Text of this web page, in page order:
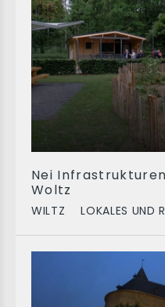
Nei
Woltz
WILTZ LOKALES UND